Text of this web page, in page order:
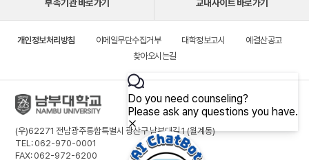
부속기관 바로가기 교내사이트 바로가기
개인정보처리방침 이메일무단수집거부 대학정보고시
예결산공고
찾아오시는길
(우)62271 전남광주통합특별시 광산구 남부대길 1 (월계동)
TEL: 062-970-0001
FAX: 062-972-6200